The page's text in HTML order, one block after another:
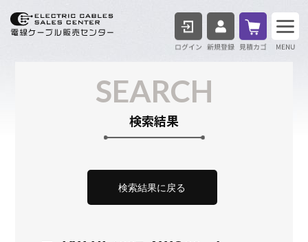
ログイン 見積
SEARCH
検索結果
検索結果に戻る